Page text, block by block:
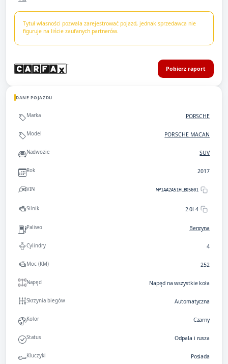
Tytuł własności pozwala zarejestrować pojazd, jednak sprzedawca nie
figuruje na liście zaufanych partnerów.
Pobierz raport
DANE POJAZDU
Marka PORSCHE
Model PORSCHE MACAN
Nadwozie SUV
Rok 2017
VIN WP1AA2A51HLB05601
Silnik 2.0l 4
Paliwo Benzyna
Cylindry 4
Moc (KM) 252
Napęd Napęd na wszystkie koła
Skrzynia biegów Automatyczna
Kolor Czarny
Status Odpala i rusza
Kluczyki Posiada